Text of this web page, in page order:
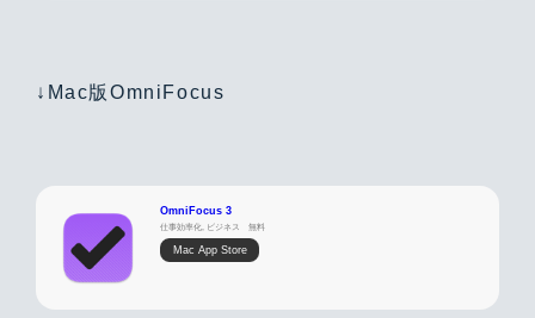
↓Mac版OmniFocus
OmniFocus 3
仕事効率化, ビジネス 無料
Mac App Store